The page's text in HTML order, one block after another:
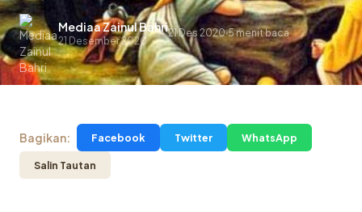
Mediaa Zainul Bahri
21 Desember 2020
21 Des 2020.5 menit baca
Bagikan: Facebook Twitter WhatsApp
Salin Tautan